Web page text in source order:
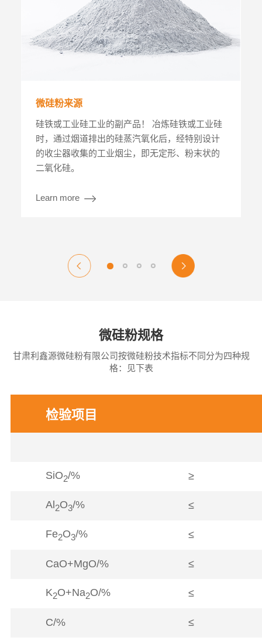
微硅粉来源
硅铁或工业硅工业的副产品！ 冶炼硅铁或工业硅
时，通过烟道排出的硅蒸汽氧化后，经特别设计
的收尘器收集的工业烟尘，即无定形、粉末状的
二氧化硅。
Learn more
微硅粉规格
甘肃利鑫源微硅粉有限公司按微硅粉技术指标不同分为四种规
格：见下表
检验项目
SiO2/% ≥
Al 2O3/% ≤
Fe2O3/% ≤
CaO+MgO/% ≤
K2O+Na2O/% ≤
C/% ≤